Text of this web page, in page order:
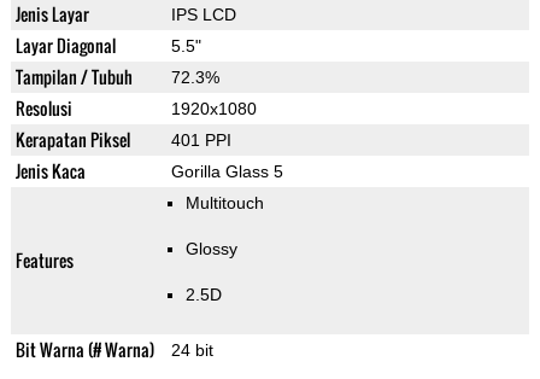
Jenis Layar IPS LCD
Layar Diagonal 5.5"
Tampilan / Tubuh 72.3%
Resolusi 1920x1080
Kerapatan Piksel 401 PPI
Jenis Kaca Gorilla Glass 5
Features
Multitouch
Glossy
2.5D
Bit Warna (# Warna) 24 bit